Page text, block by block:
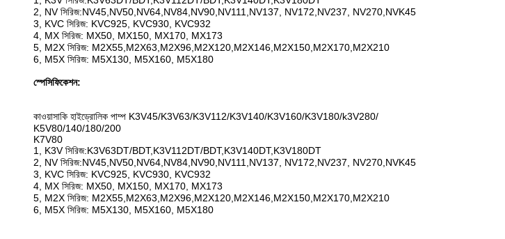
2, NV সিরিজ:NV45,NV50,NV64,NV84,NV90,NV111,NV137, NV172,NV237, NV270,NVK45
3, KVC সিরিজ: KVC925, KVC930, KVC932
4, MX সিরিজ: MX50, MX150, MX170, MX173
5, M2X সিরিজ: M2X55,M2X63,M2X96,M2X120,M2X146,M2X150,M2X170,M2X210
6, M5X সিরিজ: M5X130, M5X160, M5X180
স্পেসিফিকেশন:
কাওয়াসাকি হাইড্রোলিক পাম্প K3V45/K3V63/K3V112/K3V140/K3V160/K3V180/k3V280/
K5V80/140/180/200
K7V80
1, K3V সিরিজ:K3V63DT/BDT,K3V112DT/BDT,K3V140DT,K3V180DT
2, NV সিরিজ:NV45,NV50,NV64,NV84,NV90,NV111,NV137, NV172,NV237, NV270,NVK45
3, KVC সিরিজ: KVC925, KVC930, KVC932
4, MX সিরিজ: MX50, MX150, MX170, MX173
5, M2X সিরিজ: M2X55,M2X63,M2X96,M2X120,M2X146,M2X150,M2X170,M2X210
6, M5X সিরিজ: M5X130, M5X160, M5X180